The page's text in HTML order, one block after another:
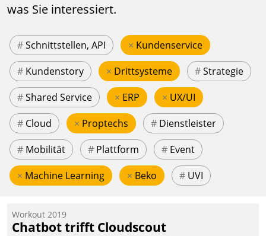
was Sie interessiert.
#Schnittstellen, API × Kundenservice
# Kundenstory × Drittsysteme #Strategie
#Shared Service × ERP × UX/UI
# Cloud × Proptechs # Dienstleister
# Mobilität # Plattform # Event
× Machine Learning × Beko # UVI
Workout 2019
Chatbot trifft Cloudscout